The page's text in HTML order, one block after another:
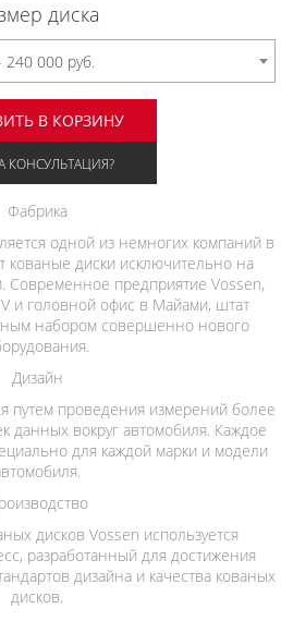
диска
240 000 руб.
В КОРЗИНУ
КОНСУЛЬТАЦИЯ?
Фабрика
одной из немногих компаний в
кованые диски исключительно на
Современное предприятие Vossen,
и головной офис в Майами, штат
набором совершенно нового
Дизайн
путем проведения измерений более
данных вокруг автомобиля. Каждое
для каждой марки и модели
дисков Vossen используется
разработанный для достижения
дизайна и качества кованых
дисков.